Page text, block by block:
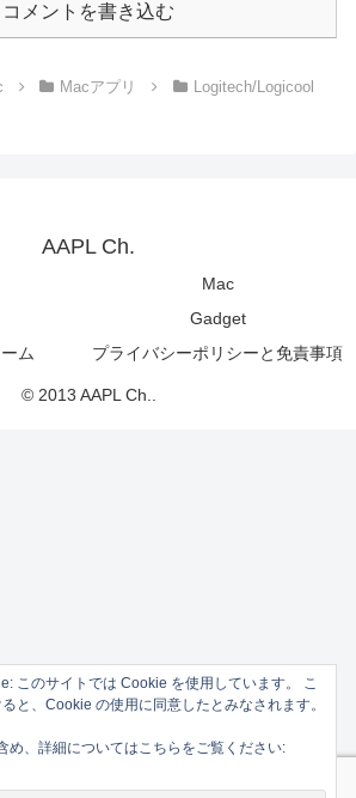
コメントを書き込む
Macアプリ Logitech/Logicool
AAPL Ch.
Mac
Gadget
ム
プライバシーポリシーと免責事項
© 2013 AAPL Ch..
このサイトでは Cookie を使用しています。 こ
と、Cookie の使用に同意したとみなされます。
め、詳細についてはこちらをご覧ください: